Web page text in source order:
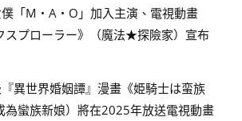
「M・A・O」加入主演、電視動畫
スプローラー》（魔法★探險家）宣布
異世界婚姻譚』漫畫《姫騎士は蛮族
為蠻族新娘）將在2025年放送電視動畫